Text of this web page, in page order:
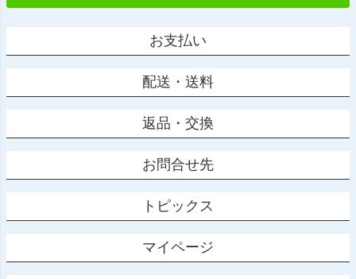
お支払い
配送・送料
返品・交換
お問合せ先
トピックス
マイページ